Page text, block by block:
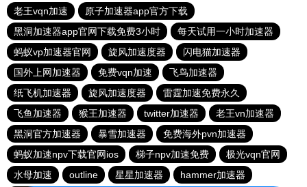
老王vqn加速
原子加速器app官方下载
黑洞加速器app官网下载免费3小时
每天试用一小时加速器
蚂蚁vp加速器官网
旋风加速度器
闪电猫加速器
国外上网加速器
免费vqn加速
飞鸟加速器
纸飞机加速器
旋风加速度器
雷霆加速免费永久
飞鱼加速器
猴王加速器 twitter加速器
老王vn加速器
黑洞官方加速器
暴雪加速器
免费海外pvn加速器
蚂蚁加速npv下载官网ios
梯子npv加速免费
极光vqn官网
水母加速
outline 星星加速器 hammer加速器